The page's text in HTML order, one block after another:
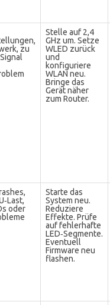
zu
Stelle auf 2,4
GHz um. Setze
WLED zurück
und
konfiguriere
WLAN neu.
Bringe das
Gerät näher
zum Router.
oder
Starte das
System neu.
Reduziere
Effekte. Prüfe
auf fehlerhafte
LED‑Segmente.
Eventuell
Firmware neu
flashen.